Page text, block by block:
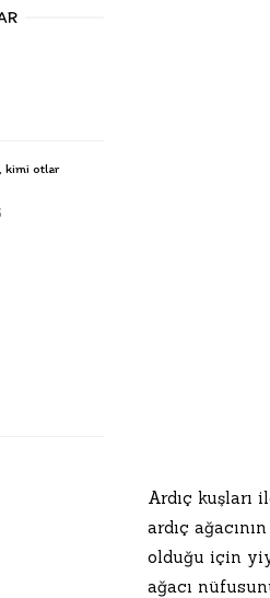
Ardıç kuşları
ardıç
olduğu için
ağacı
kimi otlar